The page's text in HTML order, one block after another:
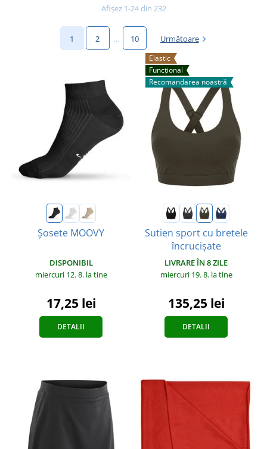
Afișez 1-24 din 232
1 2 … 10 Următoare
Șosete MOOVY
DISPONIBIL
miercuri 12. 8. la tine
17,25 lei
DETALII
Elastic
Funcțional
Recomandarea noastră
Sutien sport cu bretele
încrucișate
LIVRARE ÎN 8 ZILE
miercuri 19. 8. la tine
135,25 lei
DETALII